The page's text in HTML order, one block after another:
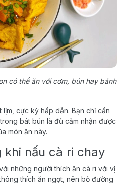
có thể ăn với cơm, bún hay bánh
lịm, cực kỳ hấp dẫn. Bạn chỉ cần
bát bún là đủ cảm nhận được
món ăn này.
nấu cà ri chay
những người thích ăn cà ri với vị
thích ăn ngọt, nên bỏ đường